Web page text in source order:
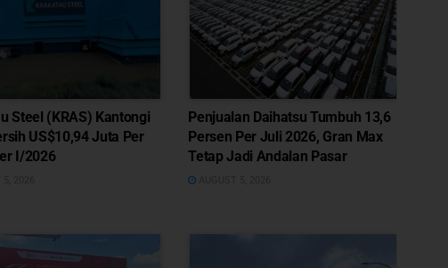
Steel (KRAS) Kantongi
US$10,94 Juta Per
I/2026
Penjualan Daihatsu Tumbuh 13,6
Persen Per Juli 2026, Gran Max
Tetap Jadi Andalan Pasar